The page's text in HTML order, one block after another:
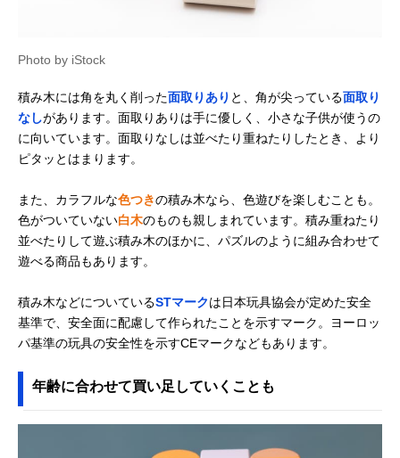
WK-33
Amazonで見る
Cuboro(キュボロ)
STANDARD 32
the medium
積み木とビー玉遊
びを楽しめるセッ
記載未確認
Amazonで見る
ボーネルンド
(BorneLund) オリ
ジナル積み木 カラ
ー（積み木のほん
付）BZID001
高級感がある贈り
物におすすめの積
み木
あり
き50ピース 30113
チュラルなデザイ
ン
Photo by iStock
積み木には角を丸く削った面取りあり と、角が尖っている面取り
なしがあります。面取りありは手に優しく、小さな子供が使うの
に向いています。面取りなしは並べたり重ねたりしたとき、より
ピタッとはまります。
また、カラフルな色つきの積み木なら、色遊びを楽しむことも。
色がついていない白木のものも親しまれています。積み重ねたり
並べたりして遊ぶ積み木のほかに、パズルのように組み合わせて
遊べる商品もあります。
積み木などについているSTマークは日本玩具協会が定めた安全
基準で、安全面に配慮して作られたことを示すマーク。ヨーロッ
パ基準の玩具の安全性を示すCEマークなどもあります。
年齢に合わせて買い足していくことも